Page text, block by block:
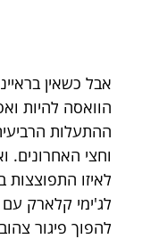
אבל כשאין
הוואסה להיות
ההתעלות
וחצי האחרונים.
לאיזו